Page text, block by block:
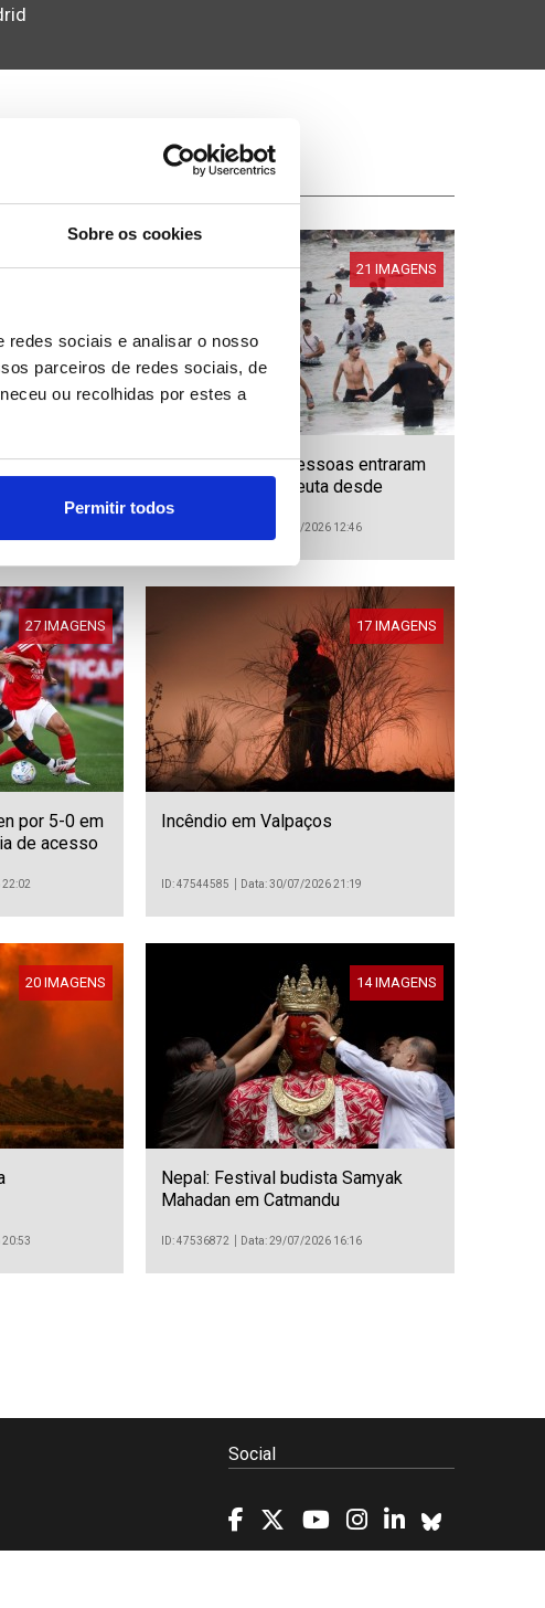
Sobre os cookies
redes sociais e analisar o nosso
parceiros de redes sociais, de
ou recolhidas por estes a
Permitir todos
13 IMAGENS 21 IMAGENS
Mais de 40.000 pessoas entraram
ilegalmente em Ceuta desde
quinta-feira
Data: 31/07/2026 12:46
27 IMAGENS
por 5-0 em
de acesso
17 IMAGENS
Incêndio em Valpaços
ID: 47544585 Data: 30/07/2026 21:19
20 IMAGENS 14 IMAGENS
Nepal: Festival budista Samyak
Mahadan em Catmandu
ID: 47536872 Data: 29/07/2026 16:16
Social